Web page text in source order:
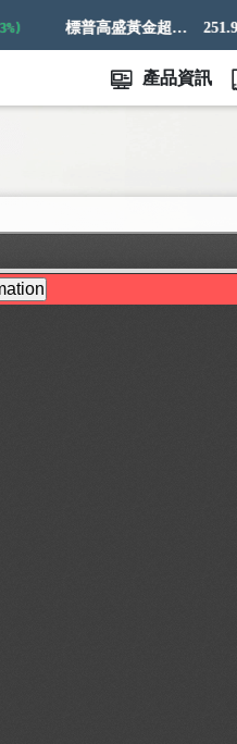
標普高盛黃金超額回報指數 251.91
產品資訊